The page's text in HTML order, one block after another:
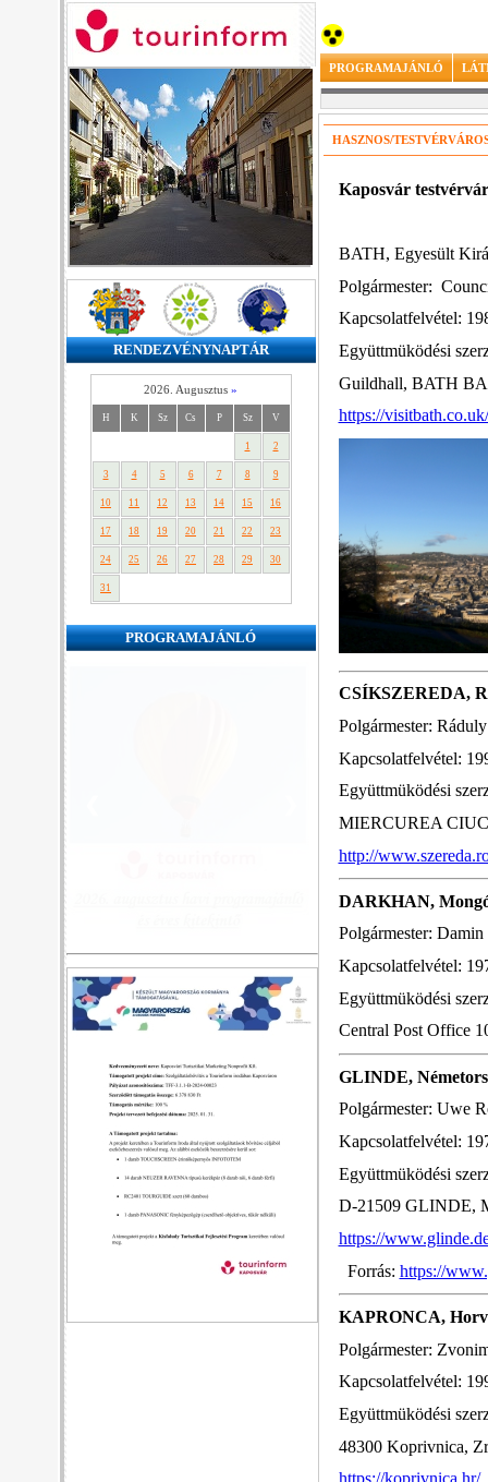
RENDEZVÉNYNAPTÁR
2026. Augusztus »
H K Sz Cs P Sz V
1 2
3 4 5 6 7 8 9
10 11 12 13 14 15 16
17 18 19 20 21 22 23
24 25 26 27 28 29 30
31
PROGRAMAJÁNLÓ
PROGRAMAJÁNLÓ
HASZNOS/
Kaposvár
BATH, Egyesült
Polgármester:
Kapcsolatfelvétel:
Együttmüködési
Guildhall, BATH
https://visitbath.co.uk/
CSÍKSZEREDA,
Polgármester:
Kapcsolatfelvétel:
Együttmüködési
MIERCUREA CIUC
http://
DARKHAN,
Polgármester:
Kapcsolatfelvétel:
Együttmüködési
Central Post Office
GLINDE,
Polgármester: Uwe
Kapcsolatfelvétel:
Együttmüködési
D-21509 GLINDE,
https://
Forrás: https://
KAPRONCA,
Polgármester:
Kapcsolatfelvétel:
Együttmüködési
48300 Koprivnica,